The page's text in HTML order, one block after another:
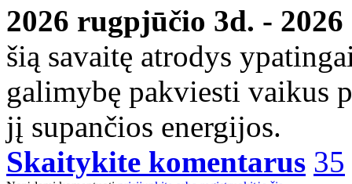
2026 rugpjūčio 3d. -
šią savaitę atrodys
galimybę pakviesti vaikus
jį supančios energijos.
Skaitykite komentarus 35